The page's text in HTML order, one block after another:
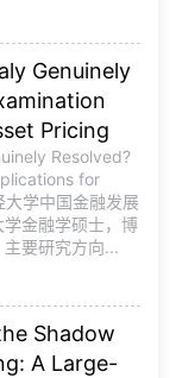
Genuinely
Pricing
Resolved?
for
学中国金融发展
金融学硕士，博
要研究方向...
Shadow
A Large-